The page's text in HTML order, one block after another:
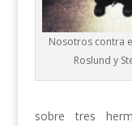
Nosotros contra
Roslund y
sobre tres